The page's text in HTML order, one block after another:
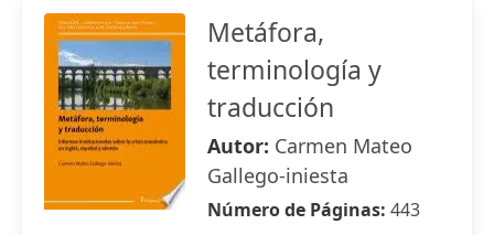
Metáfora,
terminología y
traducción
Autor: Carmen Mateo
Gallego-iniesta
Número de Páginas: 443